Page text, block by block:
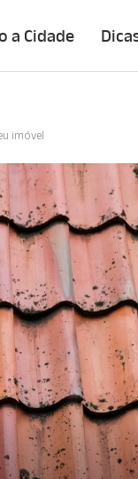
a Cidade
imóvel